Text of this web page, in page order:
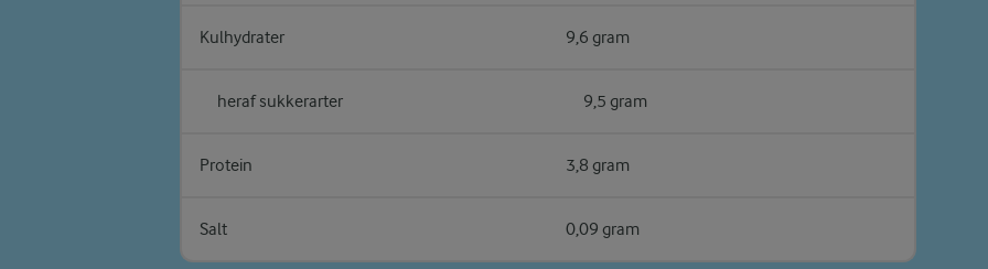
Kulhydrater 9,6 gram
heraf sukkerarter 9,5 gram
Protein 3,8 gram
Salt 0,09 gram